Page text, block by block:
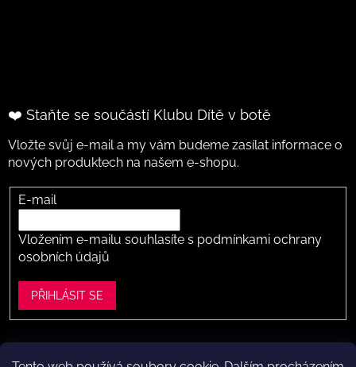
❤️ Staňte se součástí Klubu Dítě v botě
Vložte svůj e-mail a my vám budeme zasílat informace o
nových produktech na našem e-shopu.
E-mail
Vložením e-mailu souhlasíte s podmínkami ochrany
osobních údajů
PŘIHLÁSIT SE